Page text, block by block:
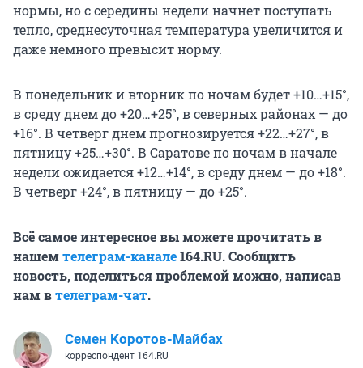
нормы, но с середины недели начнет поступать
тепло, среднесуточная температура увеличится и
даже немного превысит норму.
В понедельник и вторник по ночам будет +10…+15°,
в среду днем до +20…+25°, в северных районах — до
+16°. В четверг днем прогнозируется +22…+27°, в
пятницу +25…+30°. В Саратове по ночам в начале
недели ожидается +12…+14°, в среду днем — до +18°.
В четверг +24°, в пятницу — до +25°.
Всё самое интересное вы можете прочитать в
нашемтелеграм-канале164.RU. Сообщить
новость, поделиться проблемой можно, написав
нам втелеграм-чат.
Семен Коротов-Майбах
корреспондент 164.RU